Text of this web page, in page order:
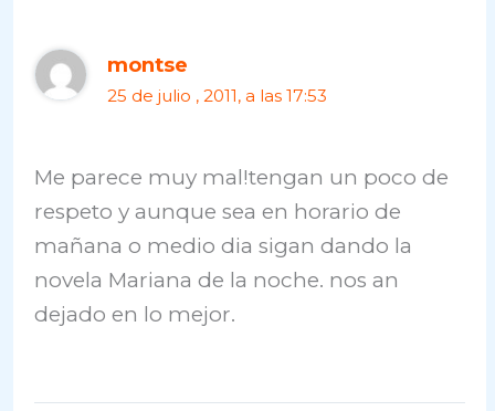
montse
25 de julio , 2011, a las 17:53
Me parece muy mal!tengan un poco de
respeto y aunque sea en horario de
mañana o medio dia sigan dando la
novela Mariana de la noche. nos an
dejado en lo mejor.